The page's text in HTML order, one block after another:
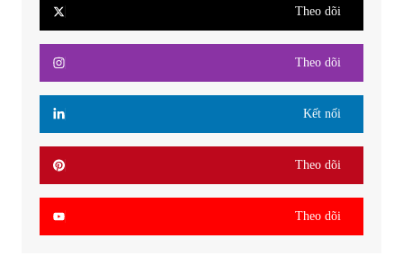
Theo dõi
Theo dõi
Kết nối
Theo dõi
Theo dõi